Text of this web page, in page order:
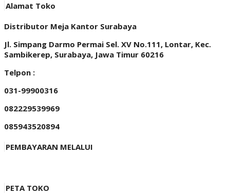
Alamat Toko
Distributor Meja Kantor Surabaya
Jl. Simpang Darmo Permai Sel. XV No.111, Lontar, Kec.
Sambikerep, Surabaya, Jawa Timur 60216
Telpon :
031-99900316
082229539969
085943520894
PEMBAYARAN MELALUI
PETA TOKO